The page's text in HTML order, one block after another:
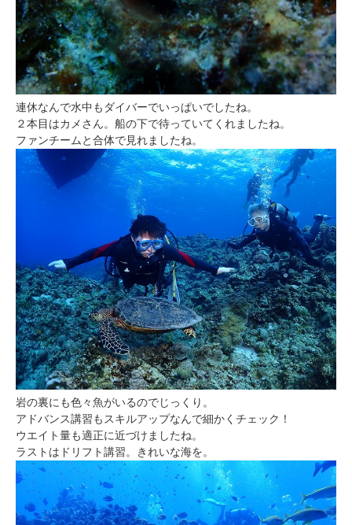
連休なんで水中もダイバーでいっぱいでしたね。
２本目はカメさん。船の下で待っていてくれましたね。
ファンチームと合体で見れましたね。
岩の裏にも色々魚がいるのでじっくり。
アドバンス講習もスキルアップなんで細かくチェック！
ウエイト量も適正に近づけましたね。
ラストはドリフト講習。きれいな海を。